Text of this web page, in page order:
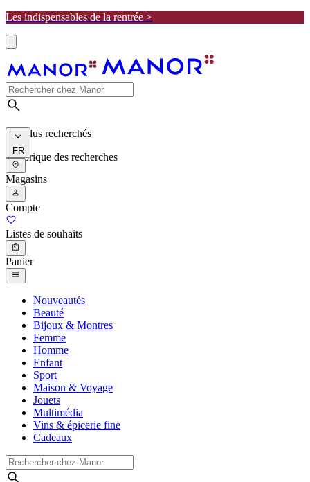
Les indispensables de la rentrée >
Les plus recherchés
Historique des recherches
FR
Magasins
Compte
Listes de souhaits
Panier
Nouveautés
Beauté
Bijoux & Montres
Femme
Homme
Enfant
Sport
Maison & Voyage
Jouets
Multimédia
Vins & épicerie fine
Cadeaux